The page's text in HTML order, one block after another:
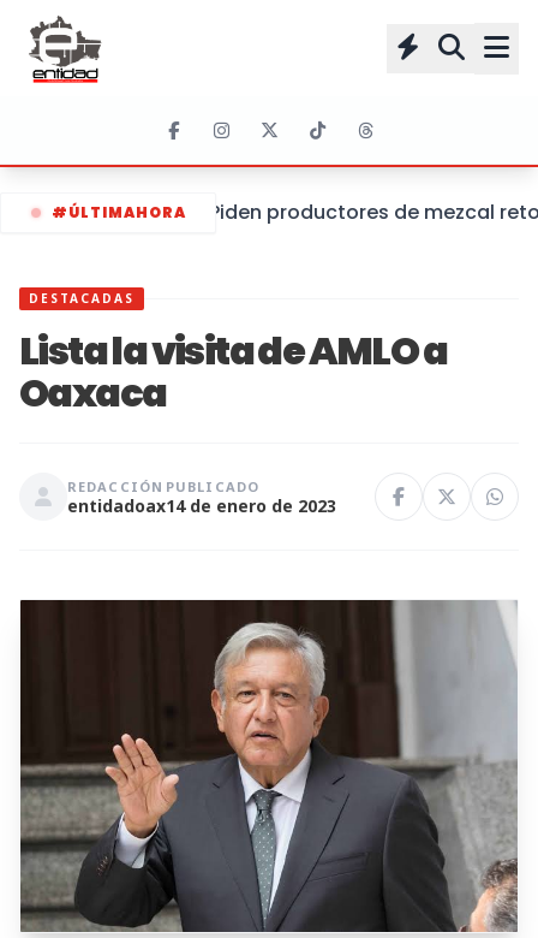
#ÚLTIMAHORA Piden productores de mezcal
DESTACADAS
Lista la visita de AMLO a
Oaxaca
REDACCIÓN
entidadoax
PUBLICADO
14 de enero de 2023